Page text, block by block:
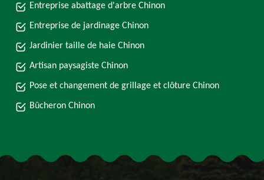
Entreprise abattage d'arbre Chinon
Entreprise de jardinage Chinon
Jardinier taille de haie Chinon
Artisan paysagiste Chinon
Pose et changement de grillage et clôture Chinon
Bûcheron Chinon